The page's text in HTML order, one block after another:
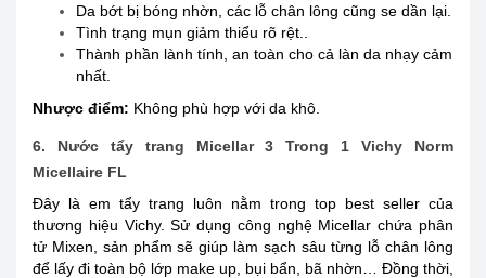
Da bớt bị bóng nhờn, các lỗ chân lông cũng se dần lại.
Tình trạng mụn giảm thiểu rõ rệt..
Thành phần lành tính, an toàn cho cả làn da nhạy cảm
nhất.
Nhược điểm: Không phù hợp với da khô.
6. Nước tẩy trang Micellar 3 Trong 1 Vichy Norm
Micellaire FL
Đây là em tẩy trang luôn nằm trong top best seller của
thương hiệu Vichy. Sử dụng công nghệ Micellar chứa phân
tử Mixen, sản phẩm sẽ giúp làm sạch sâu từng lỗ chân lông
để lấy đi toàn bộ lớp make up, bụi bẩn, bã nhờn… Đồng thời,